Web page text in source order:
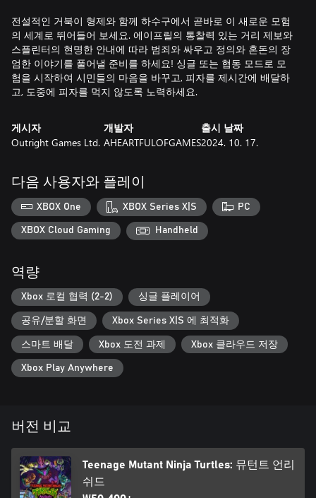
전설적인 거북이 형제와 함께 하수구에서 곧바로 이 새로운 모험
의 세계로 뛰어들어 보세요. 에이프릴의 통찰력 있는 거리 제보와
스플린터의 현명한 안내에 따라 범죄와 싸우고 정의와 혼돈의 장
엄한 이야기를 풀어낼 준비를 하세요! 싱글 또는 협동 모드로 모
험을 시작하여 시민들의 마음을 바꾸고, 피자를 제시간에 배달하
고, 도중에 피자를 먹지 않도록 노력하세요.
게시자
Outright Games Ltd.
개발자
AHEARTFULOFGAMES
출시 날짜
2024. 10. 17.
다음 사용자와 플레이
XBOX One XBOX Series X|S PC
XBOX Cloud Gaming Handheld
역량
Xbox 로컬 협력 (2-2) 싱글 플레이어
공유/분할 화면 Xbox Series X|S 에 최적화
스마트 배달 Xbox 도전 과제 Xbox 클라우드 저장
Xbox Play Anywhere
버전 비교
Teenage Mutant Ninja Turtles: 뮤턴트 언리
쉬드